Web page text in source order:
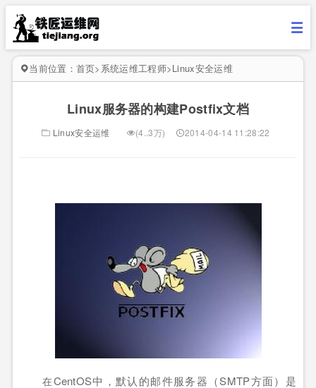
当前位置： 首页> 系统运维工程师>Linux安全运维
Linux服务器的构建Postfix文档
Linux安全运维 (4..3万) 2014-04-14 11:28:22
在CentOS中，默认的邮件服务器（SMTP方面）是